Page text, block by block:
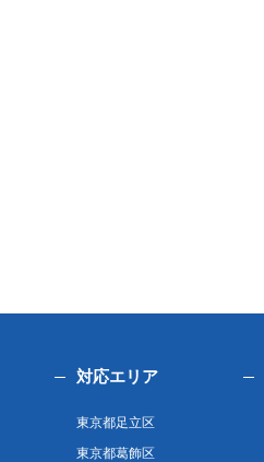
対応エリア
東京都足立区
東京都葛飾区